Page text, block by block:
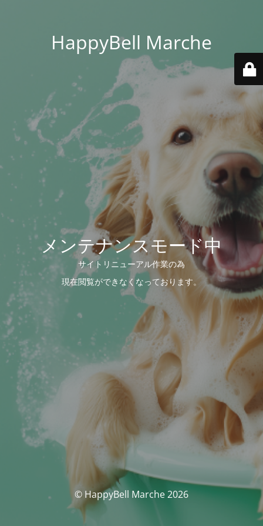
HappyBell Marche
メンテナンスモード中
サイトリニューアル作業の為
現在閲覧ができなくなっております。
© HappyBell Marche 2026